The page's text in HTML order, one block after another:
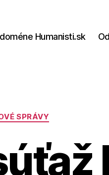
Humanisti.sk
Kategórie
SPRÁVY